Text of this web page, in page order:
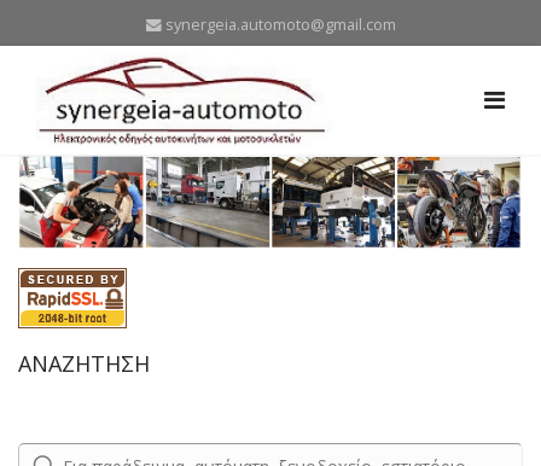
synergeia.automoto@gmail.com
ΑΝΑΖΗΤΗΣΗ